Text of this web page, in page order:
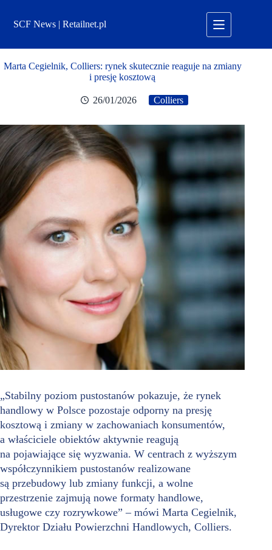
treściSCF News | Retailnet.pl
Marta Cegielnik, Colliers: rynek skutecznie reaguje na zmiany
i presję kosztową
26/01/2026 Colliers
„Stabilny poziom pustostanów pokazuje, że rynek
handlowy w Polsce pozostaje odporny na presję
kosztową i zmiany w zachowaniach konsumentów,
a właściciele obiektów aktywnie reagują
na pojawiające się wyzwania. W centrach z wyższym
współczynnikiem pustostanów realizowane
są przebudowy lub zmiany funkcji, a wolne
przestrzenie zajmują nowe formaty handlowe,
usługowe czy rozrywkowe” – mówi Marta Cegielnik,
Dyrektor Działu Powierzchni Handlowych, Colliers.